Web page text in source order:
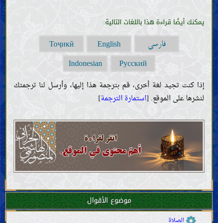
يمكنك أيضًا قراءة هذا باللغات التالية:
فارسی English
Тоҷикӣ
Русский
Indonesian
إذا كنت تجيد لغة أخرى، قم بترجمة هذا إليها، وأرسل لنا ترجمتك
لنشرها على الموقع. [استمارة الترجمة]
موضوع الأقوال
علامات ظهور المهديّ وفتن آخر الزّمان
معرفة الآخرة
معرفة الإيمان والكفر
صفات الإيمان والكفر وأهلهما
ما يتعلّق بالأديان والمذاهب والفِرَق
الأخلاق
الأدعية والزيارات
مكارم الأخلاق ورذائلها
الأحكام
أصول الفقه وقواعده
الطهارات والنجاسات
الجنابة والحيض والنفاس والاستحاضة والإياس
اللباس والزينة
الوضوء والغسل والتيمّم
الصلاة